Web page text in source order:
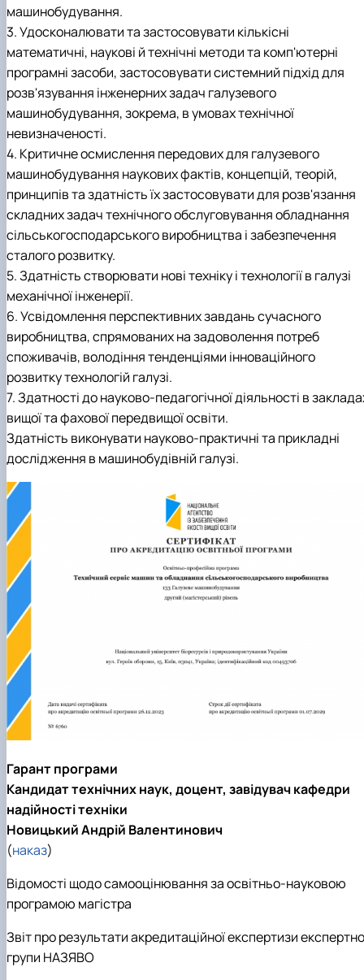
Працевлаштування
Студентські квитки
Інклюзивне середовище
Наукові школи
Стартап школа НУБіП України
Форми документів
Патентно-ліцензійна діяльність
садово-паркове господарство, ветеринарна
медицина»
Обладнання НУБіП України
Біоетична комісія
Наукові видання
Досліднику та автору
Звіт про проведення НТЗ
Наукові журнали НУБіП України
Наукові журнали НУБіП України (English)
Пам'ятка про проведення науково-
проведення НТЗ
Результати науково-технічних заходів
Монографії
Наука для бізнесу
Каталог наукових послуг
«SEB-2024»
«SEB-2025»
Рада роботодавців
Благодійний фонд «Голосіївська ініціатива
2020»
Видатні випускники та працівники
Звіт ректора
Пам'яті захисників України
Почесні доктори і професори НУБіП України
Пресслужба
Університетський кур'єр
Програма розвитку університету
ініціатива – 2025»
Доступ до публічної інформації
Державні закупівлі
Офіційна символіка
Антикорупційні заходи
Уповноважена особа з питань запобігання
виявлення корупції
Положення про антикорупційного
Національні нормативно-правові акти
Нормативно-правові акти НУБіП України
Інформаційні ресурси НАЗК
Методичні роз’яснення НАЗК
Антикорупційні заходи
Гендерна радниця
Контактна інформація
машинобудування.
3. Удосконалювати та застосовувати кількісні
математичні, наукові й технічні методи та комп'ютерні
програмні засоби, застосовувати системний підхід для
розв'язування інженерних задач галузевого
машинобудування, зокрема, в умовах технічної
невизначеності.
4. Критичне осмислення передових для галузевого
машинобудування наукових фактів, концепцій, теорій,
принципів та здатність їх застосовувати для розв'язання
складних задач технічного обслуговування обладнання
сільськогосподарського виробництва і забезпечення
сталого розвитку.
5. Здатність створювати нові техніку i технології в галузі
механічної інженерії.
6. Усвідомлення перспективних завдань сучасного
виробництва, спрямованих на задоволення потреб
споживачів, володіння тенденціями інноваційного
розвитку технологій галузі.
7. Здатності до науково-педагогічної діяльності в
вищої та фахової передвищої освіти.
Здатність виконувати науково-практичні та прикладні
дослідження в машинобудівній галузі.
Гарант програми
Кандидат технічних наук, доцент, завідувач кафедри
надійності техніки
Новицький Андрій Валентинович
(наказ)
Відомості щодо самооцінювання за освітньо-науковою
програмою магістра
Звіт про результати акредитаційної експертизи
групи НАЗЯВО